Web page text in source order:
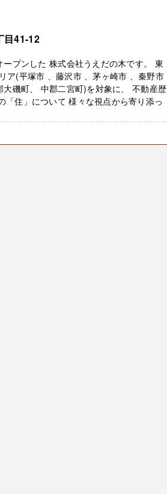
目41-12
プンした 株式会社うえだの木です。 東
ア(平塚市 、藤沢市 、茅ヶ崎市 、秦野市
磯町、 中郡二宮町)を対象に、 不動産歴
「住」について 様々な視点から寄り添っ